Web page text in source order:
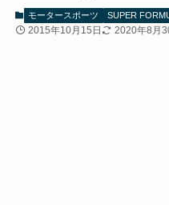
モータースポーツ SUPER
2015年10月15日 2020年8月